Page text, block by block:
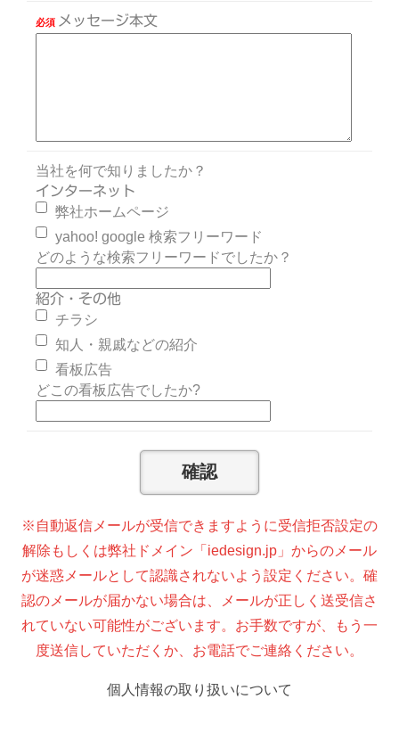
必須 メッセージ本文
当社を何で知りましたか？
インターネット
弊社ホームページ
yahoo! google 検索フリーワード
どのような検索フリーワードでしたか？
紹介・その他
チラシ
知人・親戚などの紹介
看板広告
どこの看板広告でしたか?
※自動返信メールが受信できますように受信拒否設定の
解除もしくは弊社ドメイン「iedesign.jp」からのメール
が迷惑メールとして認識されないよう設定ください。確
認のメールが届かない場合は、メールが正しく送受信さ
れていない可能性がございます。お手数ですが、もう一
度送信していただくか、お電話でご連絡ください。
個人情報の取り扱いについて